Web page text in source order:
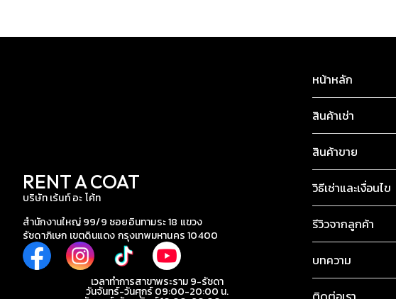
RENT A COAT
บริษัท เร้นท์ อะ โค้ท
สำนักงานใหญ่ 99/9 ซอยอินทามระ 18 แขวง
รัชดาภิเษก เขตดินแดง กรุงเทพมหานคร 10400
เวลาทำการสาขาพระราม 9-รัชดา
วันจันทร์-วันศุกร์ 09:00-20:00 น.
หน้าหลัก
สินค้าเช่า
สินค้าขาย
วิธีเช่าและเงื่อนไข
รีวิวจากลูกค้า
บทความ